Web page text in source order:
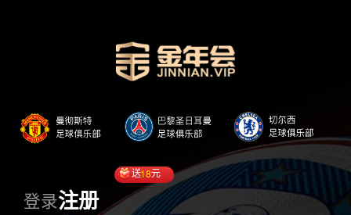
登录注册
送18元